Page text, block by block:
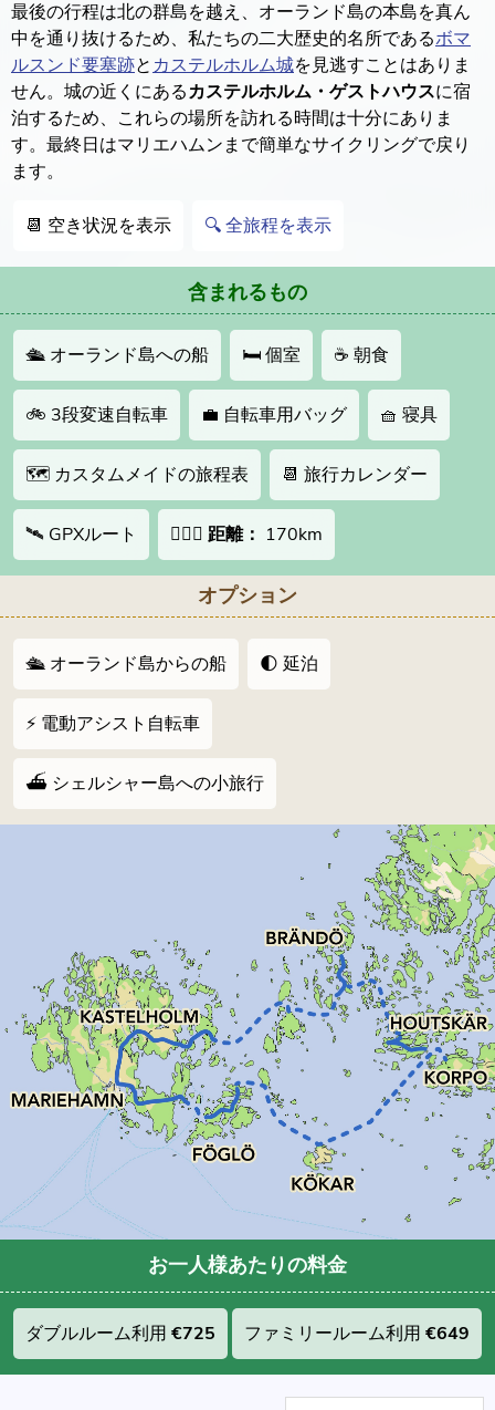
最後の行程は北の群島を越え、オーランド島の本島を真ん
中を通り抜けるため、私たちの二大歴史的名所であるボマ
ルスンド要塞跡と カステルホルム城を見逃すことはありま
せん。城の近くにある カステルホルム・ゲストハウスに宿
泊するため、これらの場所を訪れる時間は十分にありま
す。最終日はマリエハムンまで簡単なサイクリングで戻り
ます。
📆 空き状況を表示 🔍 全旅程を表示
含まれるもの
🛳 オーランド島への船 🛏 個室 ☕️ 朝食
🚲 3段変速自転車 💼 自転車用バッグ 🧺 寝具
🗺 カスタムメイドの旅程表 📆 旅行カレンダー
🛰 GPXルート 🚴🏻‍♂️ 距離： 170km
オプション
🛳 オーランド島からの船 🌓 延泊
⚡️ 電動アシスト自転車
⛴️ シェルシャー島への小旅行
お一人様あたりの料金
ダブルルーム利用 €725 ファミリールーム利用 €649